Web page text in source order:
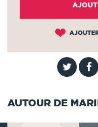
AUTOUR DE